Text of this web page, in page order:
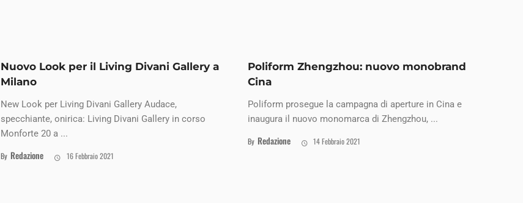
Nuovo Look per il Living Divani Gallery a
Milano
New Look per Living Divani Gallery Audace,
specchiante, onirica: Living Divani Gallery in corso
Monforte 20 a ...
By Redazione 16 Febbraio 2021
Poliform Zhengzhou: nuovo monobrand
Cina
Poliform prosegue la campagna di aperture in Cina e
inaugura il nuovo monomarca di Zhengzhou, ...
By Redazione 14 Febbraio 2021